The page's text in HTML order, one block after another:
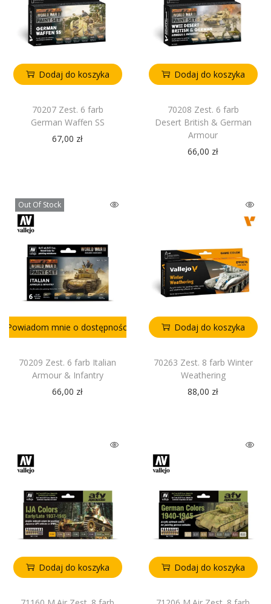
Dodaj do koszyka
70207 Zest. 6 farb
German Waffen SS
67,00 zł
Dodaj do koszyka
70208 Zest. 6 farb
Desert British & German
Armour
66,00 zł
Out Of Stock
Powiadom mnie o dostępności
70209 Zest. 6 farb Italian
Armour & Infantry
66,00 zł
Dodaj do koszyka
70263 Zest. 8 farb Winter
Weathering
88,00 zł
Dodaj do koszyka Dodaj do koszyka